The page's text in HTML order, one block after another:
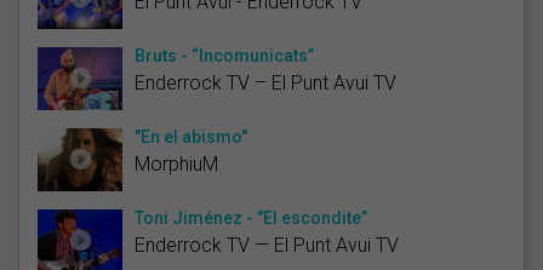
Bruts - “Incomunicats”
Enderrock TV – El Punt Avui TV
"En el abismo"
MorphiuM
Toni Jiménez - "El escondite”
Enderrock TV — El Punt Avui TV